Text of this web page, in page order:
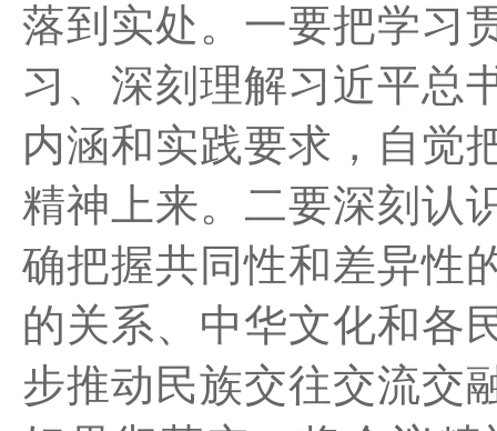
落到实处。 一要把学习
习、深刻理解习近平总
内涵和实践要求，自觉
精神上来。 二要深刻认
确把握共同性和差异性
的关系、中华文化和各
步推动民族交往交流交